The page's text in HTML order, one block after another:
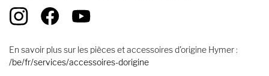
En savoir plus sur les pièces et accessoires d'origine Hymer :
/be/fr/services/accessoires-dorigine